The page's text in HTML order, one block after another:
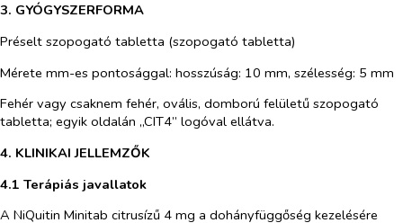
3. GYÓGYSZERFORMA
Préselt szopogató tabletta (szopogató tabletta)
Mérete mm-es pontosággal: hosszúság: 10 mm, szélesség: 5 mm
Fehér vagy csaknem fehér, ovális, domború felületű szopogató
tabletta; egyik oldalán „CIT4” logóval ellátva.
4. KLINIKAI JELLEMZŐK
4.1 Terápiás javallatok
A NiQuitin Minitab citrusízű 4 mg a dohányfüggőség kezelésére